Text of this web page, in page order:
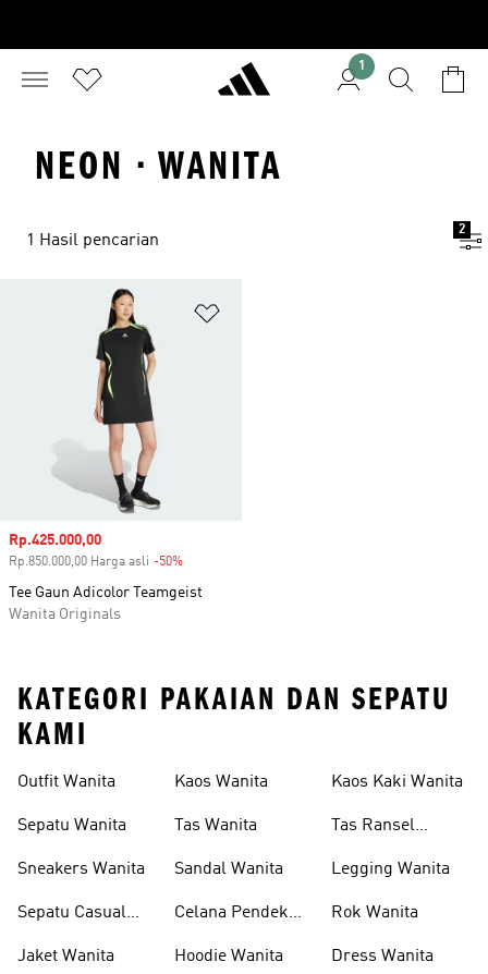
1
NEON · WANITA
1 Hasil pencarian
2
Harga penjualan
Rp.425.000,00
Rp.850.000,00 Harga asli -50%
Tee Gaun Adicolor Teamgeist
Wanita Originals
KATEGORI PAKAIAN DAN SEPATU
KAMI
Outfit Wanita
Sepatu Wanita
Sneakers Wanita
Sepatu Casual
Jaket Wanita
Kaos Wanita
Tas Wanita
Sandal Wanita
Celana Pendek
Hoodie Wanita
Kaos Kaki Wanita
Tas Ransel
Legging Wanita
Rok Wanita
Dress Wanita